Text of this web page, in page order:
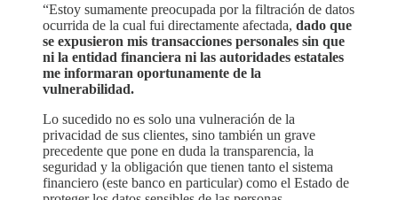
“Estoy sumamente preocupada por la filtración de datos
ocurrida de la cual fui directamente afectada, dado que
se expusieron mis transacciones personales sin que
ni la entidad financiera ni las autoridades estatales
me informaran oportunamente de la
vulnerabilidad.
Lo sucedido no es solo una vulneración de la
privacidad de sus clientes, sino también un grave
precedente que pone en duda la transparencia, la
seguridad y la obligación que tienen tanto el sistema
financiero (este banco en particular) como el Estado de